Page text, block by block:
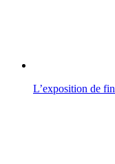
L’exposition de